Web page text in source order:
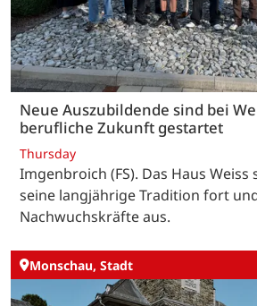
Neue Auszubildende sind bei
berufliche Zukunft gestartet
Thursday
Imgenbroich (FS). Das Haus Weiss
seine langjährige Tradition fort
Nachwuchskräfte aus.
Monschau, Stadt